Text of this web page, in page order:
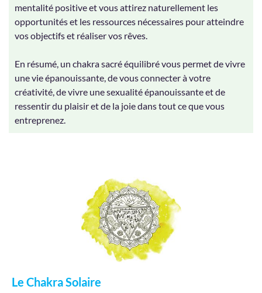
mentalité positive et vous attirez naturellement les
opportunités et les ressources nécessaires pour atteindre
vos objectifs et réaliser vos rêves.
En résumé, un chakra sacré équilibré vous permet de vivre
une vie épanouissante, de vous connecter à votre
créativité, de vivre une sexualité épanouissante et de
ressentir du plaisir et de la joie dans tout ce que vous
entreprenez.
Le Chakra Solaire